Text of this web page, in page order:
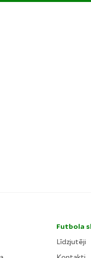
Futbola
Līdzjutēji